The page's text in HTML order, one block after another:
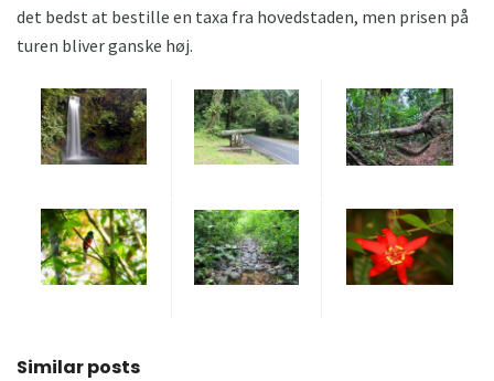
det bedst at bestille en taxa fra hovedstaden, men prisen på
turen bliver ganske høj.
Similar posts